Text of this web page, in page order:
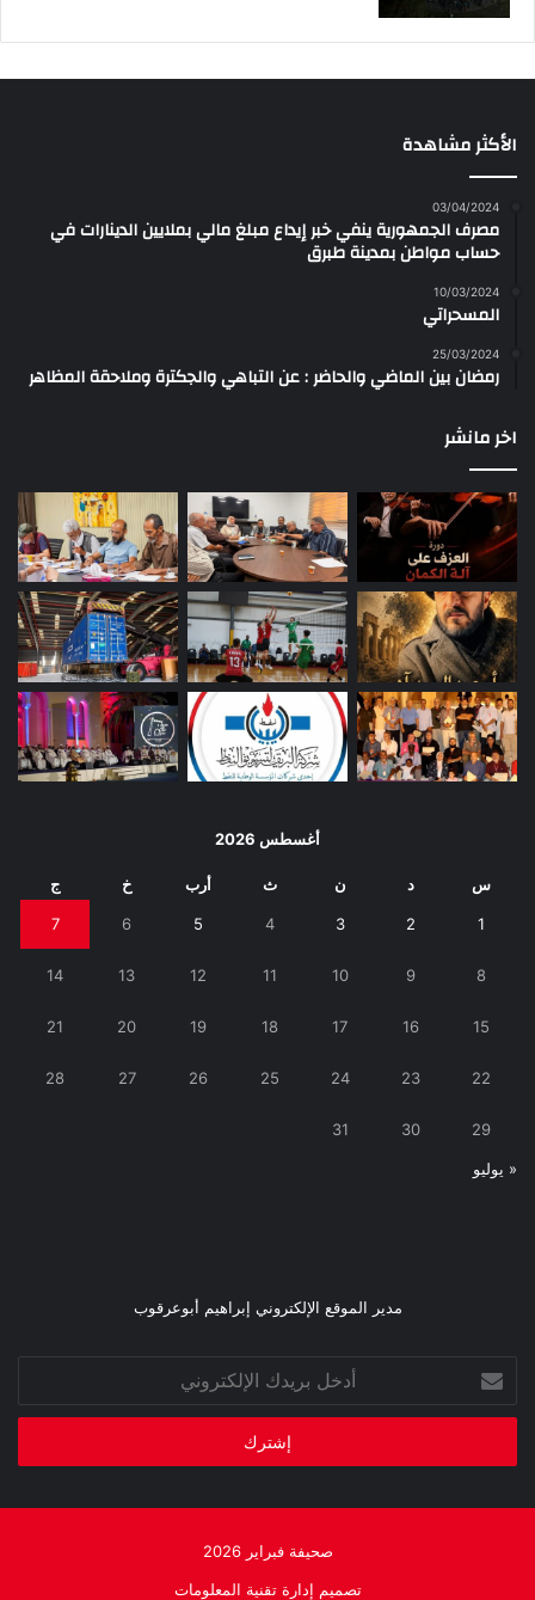
الأكثر مشاهدة
03/04/2024
مصرف الجمهورية ينفي خبر إيداع مبلغ مالي بملايين الدينارات في
حساب مواطن بمدينة طبرق
10/03/2024
المسحراتي
25/03/2024
رمضان بين الماضي والحاضر : عن التباهي والجكترة وملاحقة المظاهر
اخر مانشر
أغسطس 2026
س د ن ث أرب خ ج
1
2
3
4
5
6
7
8
9
10
11
12
13
14
15
16
17
18
19
20
21
22
23
24
25
26
27
28
29
30
31
« يوليو
مدير الموقع الإلكتروني إبراهيم أبوعرقوب
أدخل
بريدك
الإلكتروني
صحيفة فبراير 2026
تصميم إدارة تقنية المعلومات